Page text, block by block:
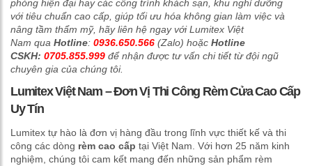
phòng hiện đại hay các công trình khách sạn, khu nghỉ dưỡng
với tiêu chuẩn cao cấp, giúp tối ưu hóa không gian làm việc và
nâng tầm thẩm mỹ, hãy liên hệ ngay với Lumitex Việt
Nam qua Hotline: 0936.650.566 (Zalo) hoặc Hotline
CSKH: 0705.855.999 để nhận được tư vấn chi tiết từ đội ngũ
chuyên gia của chúng tôi.
Lumitex Việt Nam – Đơn Vị Thi Công Rèm Cửa Cao Cấp
Uy Tín
Lumitex tự hào là đơn vị hàng đầu trong lĩnh vực thiết kế và thi
công các dòng rèm cao cấp tại Việt Nam. Với hơn 25 năm kinh
nghiệm, chúng tôi cam kết mang đến những sản phẩm rèm